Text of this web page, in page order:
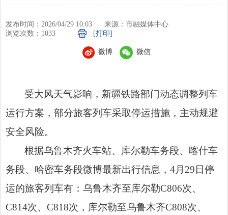
发布时间：2026/04/29 10:03
来源：市融媒体中心
浏览次数： 1033 [打印]
微博 微信
受大风天气影响，新疆铁路部门动态调整列车
运行方案，部分旅客列车采取停运措施，主动规避
安全风险。
根据乌鲁木齐火车站、库尔勒车务段、喀什车
务段、哈密车务段微博最新出行信息，4月29日停
运的旅客列车有：乌鲁木齐至库尔勒C806次、
C814次、C818次，库尔勒至乌鲁木齐C808次、